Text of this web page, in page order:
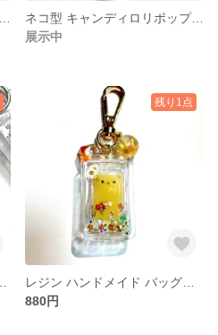
ネコ型 キャンディロリポップ シャカシャカ チャーム
展示中
残り1点
880円